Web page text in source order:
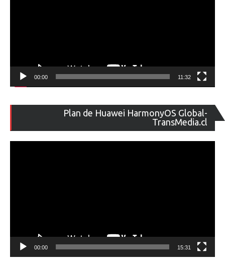
00:00 11:32
Plan de Huawei HarmonyOS Global-
TransMedia.cl
de
00:00 15:31